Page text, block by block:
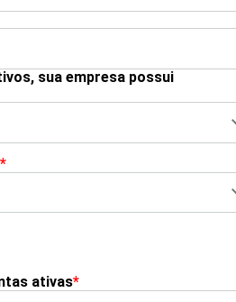
sua empresa possui
*
ativas*